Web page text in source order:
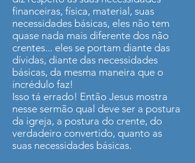
financeiras, física, material, suas
necessidades básicas, eles não tem
quase nada mais diferente dos não
crentes... eles se portam diante das
dívidas, diante das necessidades
básicas, da mesma maneira que o
incrédulo faz!
Isso tá errado! Então Jesus mostra
nesse sermão qual deve ser a postura
da igreja, a postura do crente, do
verdadeiro convertido, quanto as
suas necessidades básicas.